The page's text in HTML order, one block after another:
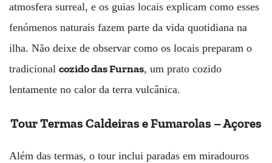
atmosfera surreal, e os guias locais explicam como esses
fenómenos naturais fazem parte da vida quotidiana na
ilha. Não deixe de observar como os locais preparam o
tradicional cozido das Furnas, um prato cozido
lentamente no calor da terra vulcânica.
Tour Termas Caldeiras e Fumarolas – Açores
Além das termas, o tour inclui paradas em miradouros